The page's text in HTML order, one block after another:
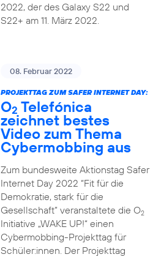
2022, der des Galaxy S22 und
S22+ am 11. März 2022.
08. Februar 2022
PROJEKTTAG ZUM SAFER INTERNET DAY:
O2 Telefónica
zeichnet bestes
Video zum Thema
Cybermobbing aus
Zum bundesweite Aktionstag Safer
Internet Day 2022 “Fit für die
Demokratie, stark für die
Gesellschaft” veranstaltete die O2
Initiative „WAKE UP!“ einen
Cybermobbing-Projekttag für
Schüler:innen. Der Projekttag